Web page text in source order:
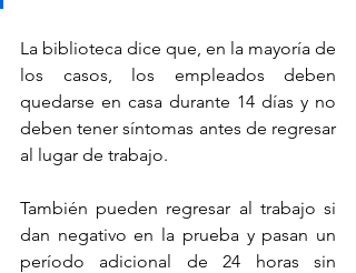
La biblioteca dice que, en la mayoría de
los casos, los empleados deben
quedarse en casa durante 14 días y no
deben tener síntomas antes de regresar
al lugar de trabajo.
También pueden regresar al trabajo si
dan negativo en la prueba y pasan un
período adicional de 24 horas sin